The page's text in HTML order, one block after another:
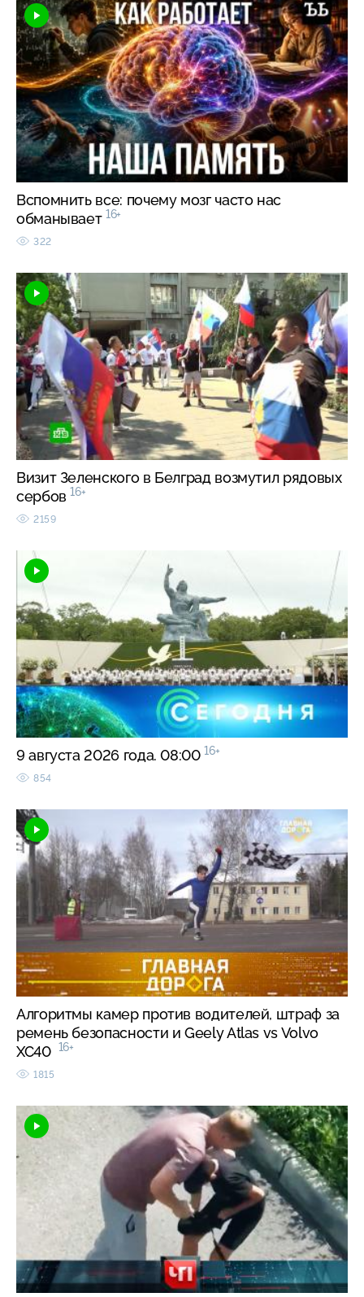
Вспомнить все: почему мозг часто нас
обманывает 16+
322
Визит Зеленского в Белград возмутил рядовых
сербов 16+
2159
9 августа 2026 года. 08:00 16+
854
Алгоритмы камер против водителей, штраф за
ремень безопасности и Geely Atlas vs Volvo
XC40 16+
1815